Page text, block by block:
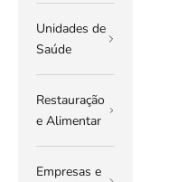
Unidades de
Saúde
Restauração
e Alimentar
Empresas e